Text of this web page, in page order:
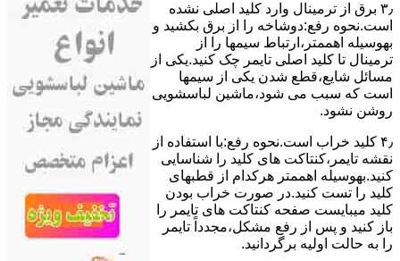
۳٫ ﺑﺮق از ﺗﺮﻣﯿﻨﺎل وارد ﮐﻠﯿﺪ اﺻﻠﯽ ﻧﺸﺪه
است.نحوه رﻓﻊ:دوشاخه را از ﺑﺮق بکشید و
بهوسیله اهممتر،ارﺗﺒﺎط سیمها را از
ﺗﺮﻣﯿﻨﺎل ﺗﺎ ﮐﻠﯿﺪ اﺻﻠﯽ ﺗﺎﯾﻤﺮ چک کنید.یکی از
مسائل شایع،ﻗﻄﻊ شدن ﯾﮑﯽ از سیمها
است که سبب می شود،ﻣﺎﺷﯿﻦ لباسشویی
روﺷﻦ نشود.
۴٫ ﮐﻠﯿﺪ ﺧﺮاب اﺳﺖ.نحوه رفع:ﺑﺎ اﺳﺘﻔﺎده از
ﻧﻘﺸﻪ ﺗﺎﯾﻤﺮ،ﮐﻨﺘﺎﮐﺖ ﻫﺎی ﮐﻠﯿﺪ را ﺷﻨﺎﺳﺎﯾﯽ
کنید.بهوسیله اهممتر هرکدام از قطبهای
ﮐﻠﯿﺪ را ﺗﺴﺖ ﮐﻨﯿﺪ.در ﺻﻮرت ﺧﺮاب ﺑﻮدن
ﮐﻠﯿﺪ میبایست ﺻﻔﺤﻪ ﮐﻨﺘﺎﮐﺖ ﻫﺎی ﺗﺎﯾﻤﺮ را
باز کنید و ﭘﺲ از رﻓﻊ مشکل،مجدداً ﺗﺎﯾﻤﺮ
را به حالت اوﻟﯿﻪ برگردانید.